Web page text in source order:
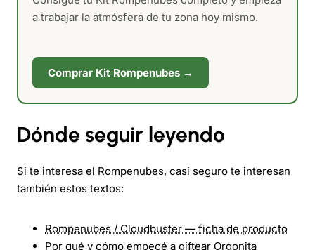
a trabajar la atmósfera de tu zona hoy mismo.
Comprar Kit Rompenubes →
Dónde seguir leyendo
Si te interesa el Rompenubes, casi seguro te interesan
también estos textos:
Rompenubes / Cloudbuster — ficha de producto
Por qué y cómo empecé a giftear Orgonita